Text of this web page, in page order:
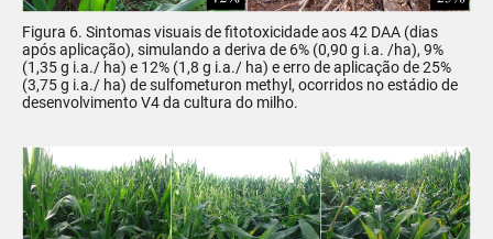
Figura 6. Sintomas visuais de fitotoxicidade aos 42 DAA (dias
após aplicação), simulando a deriva de 6% (0,90 g i.a. /ha), 9%
(1,35 g i.a./ ha) e 12% (1,8 g i.a./ ha) e erro de aplicação de 25%
(3,75 g i.a./ ha) de sulfometuron methyl, ocorridos no estádio de
desenvolvimento V4 da cultura do milho.